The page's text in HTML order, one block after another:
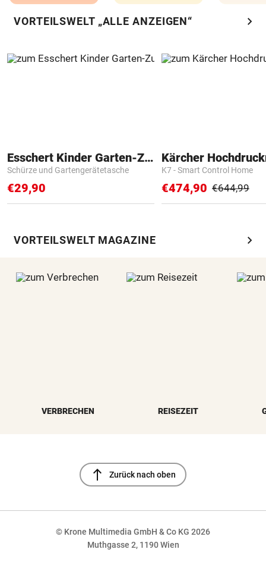
VORTEILSWELT „ALLE ANZEIGEN“ chevron_right
Esschert Kinder Garten-Zubehör
Schürze und Gartengerätetasche
€29,90
Kärcher
K7 - Smart Control Home
€474,90 €644,99
VORTEILSWELT MAGAZINE chevron_right
VERBRECHEN REISEZEIT
north Zurück nach oben
© Krone Multimedia GmbH & Co KG 2026
Muthgasse 2, 1190 Wien